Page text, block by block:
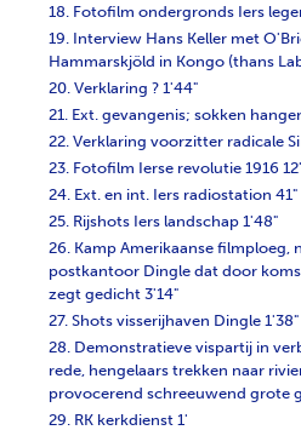
18. Fotofilm ondergronds Iers
19. Interview Hans Keller met
Hammarskjöld in Kongo (thans
20. Verklaring ? 1'44"
21. Ext. gevangenis; sokken
22. Verklaring voorzitter radicale
23. Fotofilm Ierse revolutie 1916
24. Ext. en int. Iers radiostation 41"
25. Rijshots Iers landschap 1'48"
26. Kamp Amerikaanse
postkantoor Dingle dat door
zegt gedicht 3'14"
27. Shots visserijhaven Dingle 1'38"
28. Demonstratieve vispartij in
rede, hengelaars trekken naar
provocerend schreeuwend grote
29. RK kerkdienst 1'